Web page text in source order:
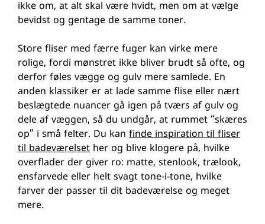
ikke om, at alt skal være hvidt, men om at vælge
bevidst og gentage de samme toner.
Store fliser med færre fuger kan virke mere
rolige, fordi mønstret ikke bliver brudt så ofte, og
derfor føles vægge og gulv mere samlede. En
anden klassiker er at lade samme flise eller nært
beslægtede nuancer gå igen på tværs af gulv og
dele af væggen, så du undgår, at rummet “skæres
op” i små felter. Du kan finde inspiration til fliser
til badeværelset her og blive klogere på, hvilke
overflader der giver ro: matte, stenlook, trælook,
ensfarvede eller helt svagt tone-i-tone, hvilke
farver der passer til dit badeværelse og meget
mere.